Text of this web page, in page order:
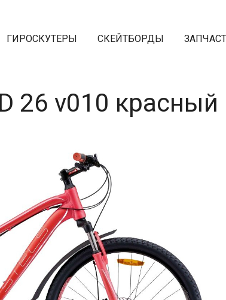
ГИРОСКУТЕРЫ СКЕЙТБОРДЫ
26 v010 красный